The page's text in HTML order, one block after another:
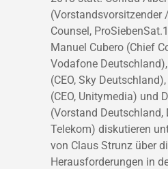
(Vorstandsvorsitzender
Counsel,
Manuel Cubero (Chief
Vodafone
(CEO, Sky
(CEO, Unitymedia) und
(Vorstand Deutschland,
Telekom) diskutieren
von Claus Strunz über
Herausforderungen in